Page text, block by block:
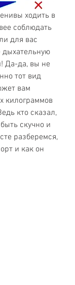
ходить в
соблюдать
для вас
Да-да, вы не
тот вид
вам
килограммов
кто сказал,
скучно и
разберемся,
и как он